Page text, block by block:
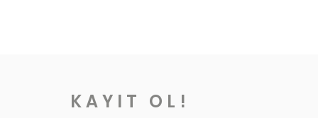
KAYIT OL!